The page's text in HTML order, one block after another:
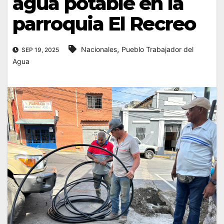
parroquia El Recreo
SEP 19, 2025 Nacionales, Pueblo Trabajador del
Agua